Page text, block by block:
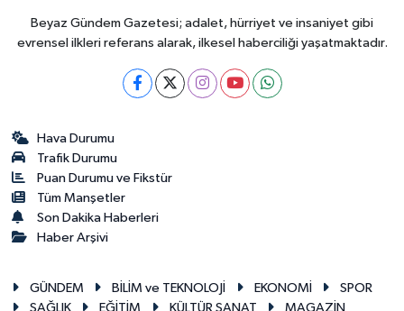
Beyaz Gündem Gazetesi; adalet, hürriyet ve insaniyet gibi
evrensel ilkleri referans alarak, ilkesel haberciliği yaşatmaktadır.
Hava Durumu
Trafik Durumu
Puan Durumu ve Fikstür
Tüm Manşetler
Son Dakika Haberleri
Haber Arşivi
GÜNDEM BİLİM ve TEKNOLOJİ EKONOMİ
SPOR
SAĞLIK
EĞİTİM KÜLTÜR SANAT MAGAZİN